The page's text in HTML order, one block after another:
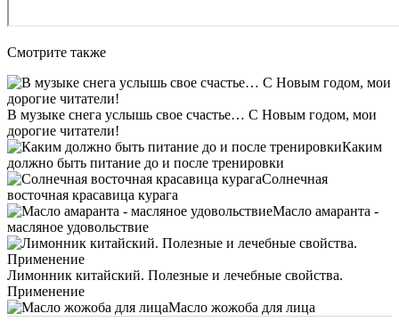
Смотрите также
В музыке снега услышь свое счастье… С Новым годом, мои
дорогие читатели!
Каким
должно быть питание до и после тренировки
Солнечная
восточная красавица курага
Масло амаранта -
масляное удовольствие
Лимонник китайский. Полезные и лечебные свойства.
Применение
Масло жожоба для лица